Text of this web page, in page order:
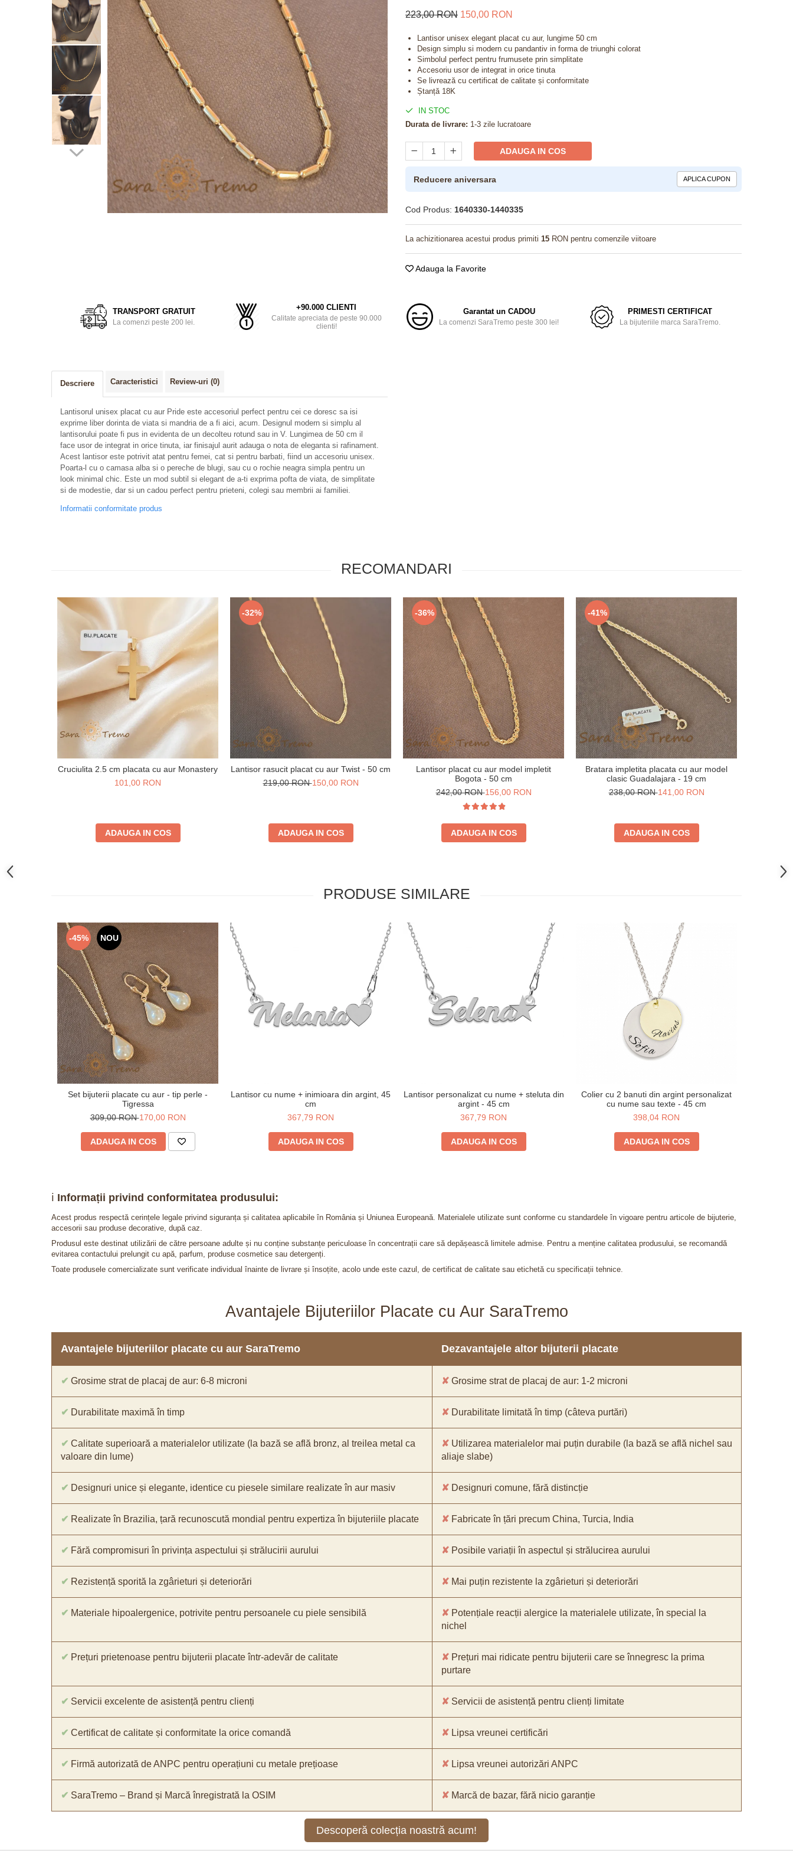
Bijuterii pentru barbati
Bijuterii din argint placate cu aur
223,00 RON 150,00 RON
Lantisor unisex elegant placat cu aur, lungime 50 cm
Design simplu si modern cu pandantiv in forma de triunghi colorat
Simbolul perfect pentru frumusete prin simplitate
Accesoriu usor de integrat in orice tinuta
Se livrează cu certificat de calitate și conformitate
Ștanță 18K
IN STOC
Durata de livrare: 1-3 zile lucratoare
ADAUGA IN COS
Reducere aniversara APLICA CUPON
Cod Produs: 1640330-1440335
La achizitionarea acestui produs primiti 15 RON pentru comenzile viitoare
Adauga la Favorite
TRANSPORT GRATUIT
La comenzi peste 200 lei.
+90.000 CLIENTI
Calitate apreciata de peste 90.000
clienti!
Garantat un CADOU
La comenzi SaraTremo peste 300 lei!
PRIMESTI CERTIFICAT
La bijuteriile marca SaraTremo.
Descriere Caracteristici Review-uri (0)
Lantisorul unisex placat cu aur Pride este accesoriul perfect pentru cei ce doresc sa isi
exprime liber dorinta de viata si mandria de a fi aici, acum. Designul modern si simplu al
lantisorului poate fi pus in evidenta de un decolteu rotund sau in V. Lungimea de 50 cm il
face usor de integrat in orice tinuta, iar finisajul aurit adauga o nota de eleganta si rafinament.
Acest lantisor este potrivit atat pentru femei, cat si pentru barbati, fiind un accesoriu unisex.
Poarta-l cu o camasa alba si o pereche de blugi, sau cu o rochie neagra simpla pentru un
look minimal chic. Este un mod subtil si elegant de a-ti exprima pofta de viata, de simplitate
si de modestie, dar si un cadou perfect pentru prieteni, colegi sau membrii ai familiei.
Informatii conformitate produs
RECOMANDARI
Cruciulita 2.5 cm placata cu aur Monastery
101,00 RON
ADAUGA IN COS
-32%
Lantisor rasucit placat cu aur Twist - 50 cm
219,00 RON150,00 RON
ADAUGA IN COS
-36%
Lantisor placat cu aur model impletit
Bogota - 50 cm
242,00 RON156,00 RON
ADAUGA IN COS
-41%
Bratara impletita placata cu aur model
clasic Guadalajara - 19 cm
238,00 RON141,00 RON
ADAUGA IN COS
PRODUSE SIMILARE
-45% NOU
Set bijuterii placate cu aur - tip perle -
Tigressa
309,00 RON170,00 RON
ADAUGA IN COS
Lantisor cu nume + inimioara din argint, 45
cm
367,79 RON
ADAUGA IN COS
Lantisor personalizat cu nume + steluta din
argint - 45 cm
367,79 RON
ADAUGA IN COS
Colier cu 2 banuti din argint personalizat
cu nume sau texte - 45 cm
398,04 RON
ADAUGA IN COS
ℹ️ Informații privind conformitatea produsului:
Acest produs respectă cerințele legale privind siguranța și calitatea aplicabile în România și Uniunea Europeană. Materialele utilizate sunt conforme cu standardele în vigoare pentru articole de bijuterie,
accesorii sau produse decorative, după caz.
Produsul este destinat utilizării de către persoane adulte și nu conține substanțe periculoase în concentrații care să depășească limitele admise. Pentru a menține calitatea produsului, se recomandă
evitarea contactului prelungit cu apă, parfum, produse cosmetice sau detergenți.
Toate produsele comercializate sunt verificate individual înainte de livrare și însoțite, acolo unde este cazul, de certificat de calitate sau etichetă cu specificații tehnice.
Avantajele Bijuteriilor Placate cu Aur SaraTremo
Avantajele bijuteriilor placate cu aur SaraTremo Dezavantajele altor bijuterii placate
✔ Grosime strat de placaj de aur: 6-8 microni ✘ Grosime strat de placaj de aur: 1-2 microni
✔ Durabilitate maximă în timp ✘ Durabilitate limitată în timp (câteva purtări)
✔ Calitate superioară a materialelor utilizate (la bază se află bronz, al treilea metal ca
valoare din lume)
✘ Utilizarea materialelor mai puțin durabile (la bază se află nichel sau
aliaje slabe)
✔ Designuri unice și elegante, identice cu piesele similare realizate în aur masiv ✘ Designuri comune, fără distincție
✔ Realizate în Brazilia, țară recunoscută mondial pentru expertiza în bijuteriile placate ✘ Fabricate în țări precum China, Turcia, India
✔ Fără compromisuri în privința aspectului și strălucirii aurului ✘ Posibile variații în aspectul și strălucirea aurului
✔ Rezistență sporită la zgârieturi și deteriorări ✘ Mai puțin rezistente la zgârieturi și deteriorări
✔ Materiale hipoalergenice, potrivite pentru persoanele cu piele sensibilă ✘ Potențiale reacții alergice la materialele utilizate, în special la
nichel
✔ Prețuri prietenoase pentru bijuterii placate într-adevăr de calitate ✘ Prețuri mai ridicate pentru bijuterii care se înnegresc la prima
purtare
✔ Servicii excelente de asistență pentru clienți ✘ Servicii de asistență pentru clienți limitate
✔ Certificat de calitate și conformitate la orice comandă ✘ Lipsa vreunei certificări
✔ Firmă autorizată de ANPC pentru operațiuni cu metale prețioase ✘ Lipsa vreunei autorizări ANPC
✔ SaraTremo – Brand și Marcă înregistrată la OSIM ✘ Marcă de bazar, fără nicio garanție
Descoperă colecția noastră acum!